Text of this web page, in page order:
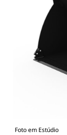
Foto em Estúdio